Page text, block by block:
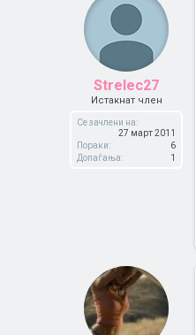
Strelec27
Истакнат член
Се зачлени на:
27 март 2011
Пораки:
6
Допаѓања:
1